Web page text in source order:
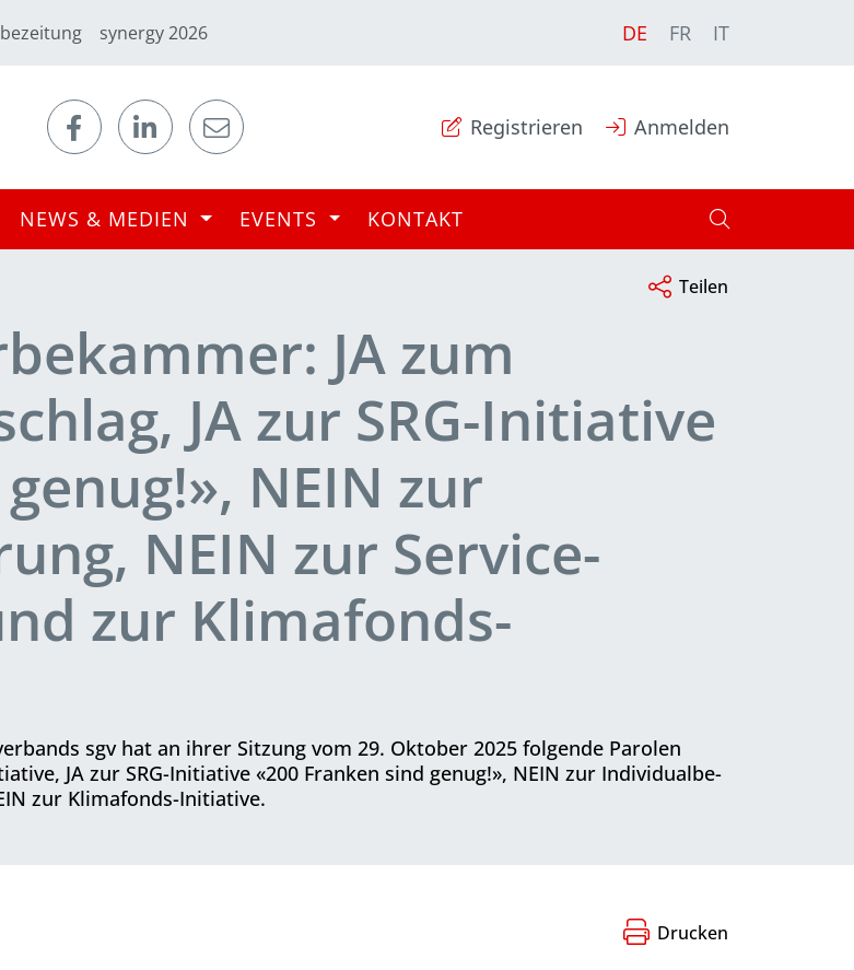
synergy 2026 DE FR IT
Registrieren Anmelden
NEWS & MEDIEN EVENTS KONTAKT
Teilen
JA zum
JA zur SRG-Initiative
NEIN zur
NEIN zur Service-
zur Klimafonds-
sgv hat an ihrer Sitzung vom 29. Oktober 2025 folgende Parolen
JA zur SRG-Initiative «200 Franken sind genug!», NEIN zur Individual­be­
zur Klimafonds-Initiative.
Drucken